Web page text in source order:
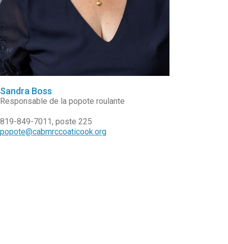
Sandra Boss
Responsable de la popote roulante
819-849-7011, poste 225
popote@cabmrccoaticook.org